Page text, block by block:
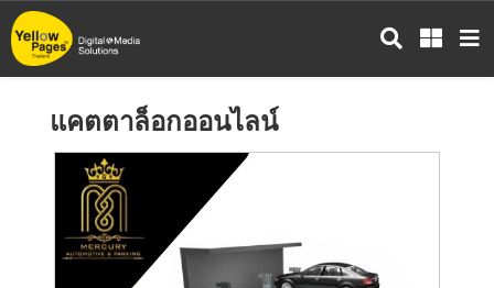
ข้าม
ไป
แคตตาล็อกออนไลน์